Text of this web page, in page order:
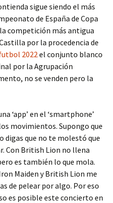
sigue siendo el más
de España de Copa
competición más antigua
por la procedencia de
2022el conjunto blanco
por la Agrupación
no se venden pero la
‘app’ en el ‘smartphone’
movimientos. Supongo que
digas que no te molestó que
Con British Lion no llena
es también lo que mola.
Maiden y British Lion me
de pelear por algo. Por eso
es posible este concierto en